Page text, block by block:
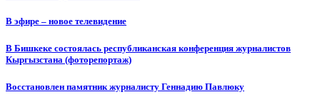
В эфире – новое телевидение
В Бишкеке состоялась республиканская конференция журналистов
Кыргызстана (фоторепортаж)
Восстановлен памятник журналисту Геннадию Павлюку